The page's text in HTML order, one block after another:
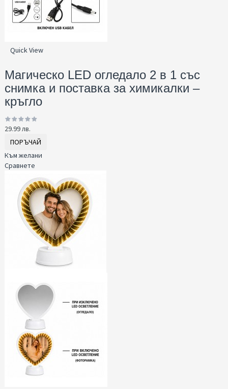
Quick View
Магическо LED огледало 2 в 1 със
снимка и поставка за химикалки –
кръгло
29.99 лв.
ПОРЪЧАЙ
Към желани
Сравнете